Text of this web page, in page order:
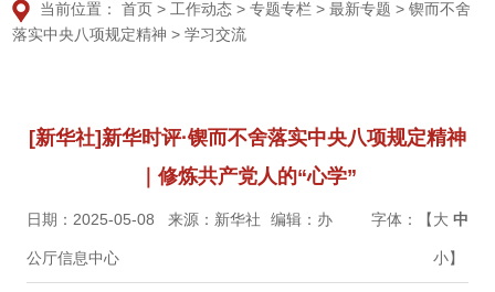
当前位置：首页 >工作动态 >专题专栏 >最新专题 >锲而不舍
落实中央八项规定精神 >学习交流
[新华社]新华时评·锲而不舍落实中央八项规定精神
｜修炼共产党人的“心学”
日期：2025-05-08 来源：新华社 编辑：办
公厅信息中心
字体：【大 中
小】